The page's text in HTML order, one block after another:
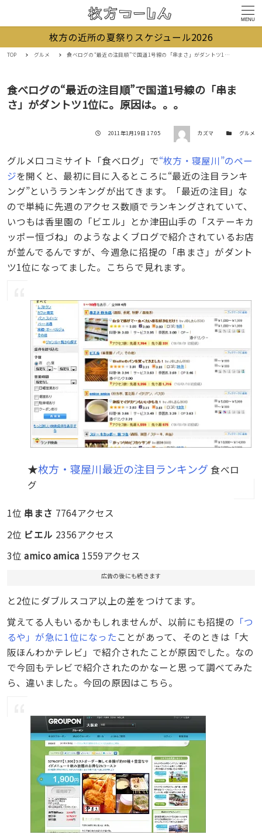
MENU
枚方の近所の夏祭りスケジュール2026
TOP グルメ 食べログの“最近の注目順”で国道1号線の「串まさ」がダントツ1位に。原因は。。。
食べログの“最近の注目順”で国道1号線の「串ま
さ」がダントツ1位に。原因は。。。
投稿日
2011年1月19日 17:05 著者 カズマ カテゴリー
グルメ
グルメ口コミサイト「食べログ」で“枚方・寝屋川”のペー
ジを開くと、最初に目に入るところに“最近の注目ランキ
ング”というランキングが出てきます。「最近の注目」な
ので単純に先週のアクセス数順でランキングされていて、
いつもは香里園の「ビエル」とか津田山手の「ステーキカ
ッポー恒づね」のようなよくブログで紹介されているお店
が並んでるんですが、今週急に招提の「串まさ」がダント
ツ1位になってました。こちらで見れます。
★枚方・寝屋川最近の注目ランキング 食べロ
グ
1位 串まさ 7764アクセス
2位 ビエル 2356アクセス
3位amico amica 1559アクセス
広告の後にも続きます
と2位にダブルスコア以上の差をつけてます。
覚えてる人もいるかもしれませんが、以前にも招提の 「つ
るや」が急に1位になった ことがあって、そのときは「大
阪ほんわかテレビ」で紹介されたことが原因でした。なの
で今回もテレビで紹介されたのかなーと思って調べてみた
ら、違いました。今回の原因はこちら。